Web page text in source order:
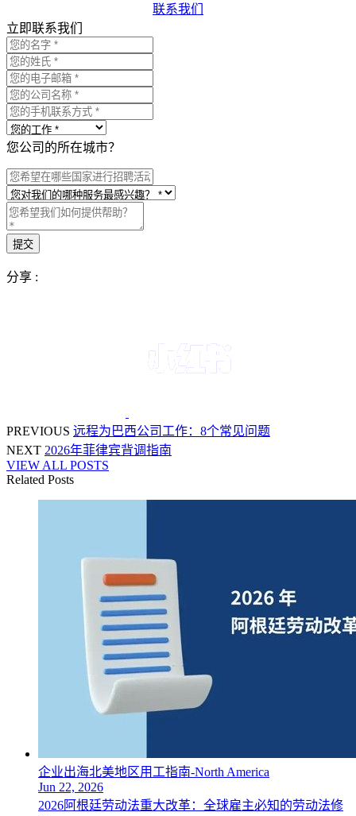
联系我们
立即联系我们
您公司的所在城市？
分享 :
PREVIOUS 远程为巴西公司工作：8个常见问题
NEXT 2026年菲律宾背调指南
VIEW ALL POSTS
Related Posts
企业出海北美地区用工指南-North America
Jun 22, 2026
2026阿根廷劳动法重大改革：全球雇主必知的劳动法修